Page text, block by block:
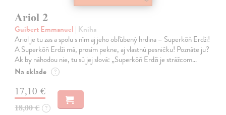
Ariol 2
Guibert Emmanuel | Kniha
Ariol je tu zas a spolu s ním aj jeho obľúbený hrdina – Superkôň Erdži!
A Superkôň Erdži má, prosím pekne, aj vlastnú pesničku! Poznáte ju?
Ak by náhodou nie, tu sú jej slová: „Superkôň Erdži je strážcom…
Na sklade ?
17,10 €
18,00 € ?